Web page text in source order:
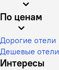
По ценам
Дорогие отели
Дешевые отели
Интересы